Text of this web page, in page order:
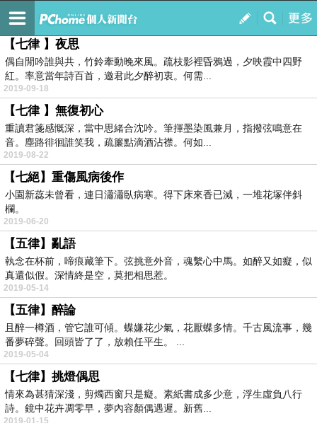
我的
訂閱
紫楓齋
【七律 】夜思
偶自閒吟誰與共，竹鈴牽動晚來風。疏枝影裡昏鴉過，夕映霞中四野
紅。率意當年詩百首，邀君此夕醉初衷。何需...
2019-09-18
【七律 】無復初心
重讀君箋感慨深，當中思緒合沈吟。筆揮墨染風兼月，指撥弦鳴意在
音。塵路徘徊誰笑我，疏簾點滴酒沾襟。何如...
2019-08-22
【七絕】重傷風病後作
小園新蕊未曾看，連日瀟瀟臥病寒。得下床來香已減，一堆花塚伴斜
欄。
2019-06-20
【五律】亂語
執念在杯前，啼痕藏筆下。弦挑意外音，魂繫心中馬。如醉又如癡，似
真還似假。深情終是空，莫把相思惹。
2019-05-14
【五律】醉論
且醉一樽酒，管它誰可傾。蝶嫌花少氣，花厭蝶多情。千古風流事，幾
番夢碎聲。回頭皆了了，放賴任平生。 ...
2019-05-04
【七律】挑燈偶思
情來為甚猜深淺，剪燭西窗只是癡。素紙書成多少意，浮生虛負八行
詩。鏡中花卉凋零早，夢內容顏偶遇遲。新舊...
2019-01-15